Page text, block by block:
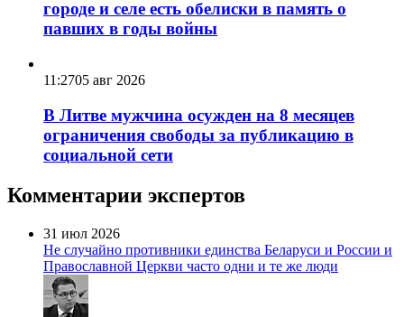
городе и селе есть обелиски в память о
павших в годы войны
11:2705 авг 2026
В Литве мужчина осужден на 8 месяцев
ограничения свободы за публикацию в
социальной сети
Комментарии экспертов
31 июл 2026
Не случайно противники единства Беларуси и России и
Православной Церкви часто одни и те же люди